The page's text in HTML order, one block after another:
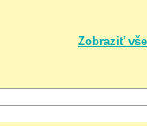
Zobraziť